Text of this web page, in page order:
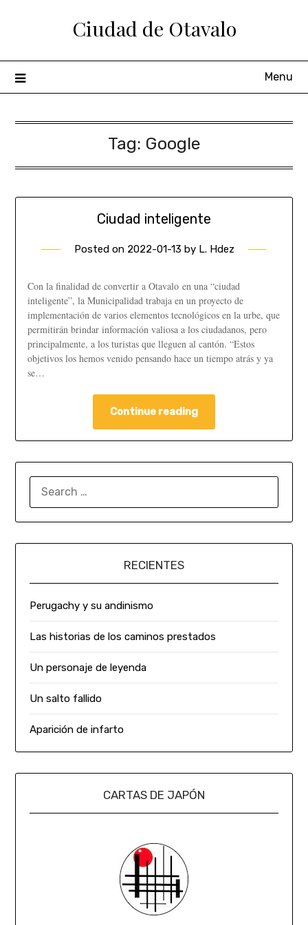
Ciudad de Otavalo
Menu
Tag: Google
Ciudad inteligente
Posted on 2022-01-13 by L. Hdez
Con la finalidad de convertir a Otavalo en una “ciudad
inteligente”, la Municipalidad trabaja en un proyecto de
implementación de varios elementos tecnológicos en la urbe, que
permitirán brindar información valiosa a los ciudadanos, pero
principalmente, a los turistas que lleguen al cantón. “Estos
objetivos los hemos venido pensando hace un tiempo atrás y ya
se…
Continue reading
RECIENTES
Perugachy y su andinismo
Las historias de los caminos prestados
Un personaje de leyenda
Un salto fallido
Aparición de infarto
CARTAS DE JAPÓN